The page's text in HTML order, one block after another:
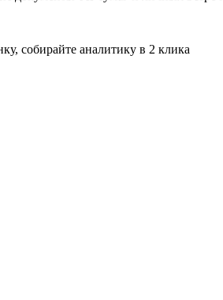
собирайте аналитику в 2 клика